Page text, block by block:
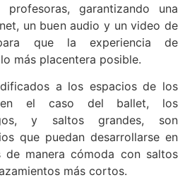
garantizando una
un buen audio y un video de
que la experiencia de
más placentera posible.
a los espacios de los
el caso del ballet, los
y saltos grandes, son
que puedan desarrollarse en
de manera cómoda con saltos
más cortos.